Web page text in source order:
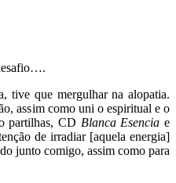
tive que mergulhar na alopatia.
assim como uni o espiritual e o
partilhas, CD Blanca Esencia e
de irradiar [aquela energia]
junto comigo, assim como para